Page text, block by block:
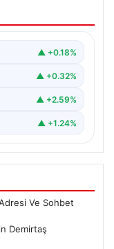
DEM
▲ +0.18%
▲ +0.32%
▲ +2.59%
▲ +1.24%
Ve Sohbet
Demirtaş